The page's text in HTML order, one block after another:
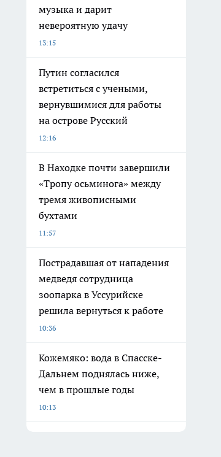
музыка и дарит
невероятную удачу
13:15
Путин согласился
встретиться с учеными,
вернувшимися для работы
на острове Русский
12:16
В Находке почти завершили
«Тропу осьминога» между
тремя живописными
бухтами
11:57
Пострадавшая от нападения
медведя сотрудница
зоопарка в Уссурийске
решила вернуться к работе
10:36
Кожемяко: вода в Спасске-
Дальнем поднялась ниже,
чем в прошлые годы
10:13